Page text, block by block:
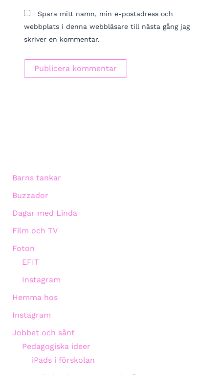
Spara mitt namn, min e-postadress och
webbplats i denna webbläsare till nästa gång jag
skriver en kommentar.
Barns tankar
Buzzador
Dagar med Linda
Film och TV
Foton
EFIT
Instagram
Hemma hos
Instagram
Jobbet och sånt
Pedagogiska ideer
iPads i förskolan